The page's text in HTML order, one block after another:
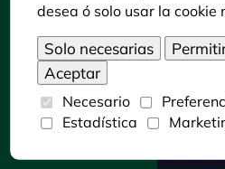
Puedes consultar la
Córdoba en LECTURA
siguiente
desea ó solo usar la cookie
Necesario
Estadística